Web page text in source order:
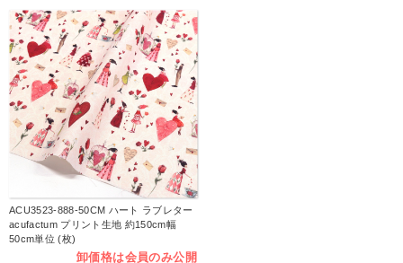
ACU3523-888-50CM ハート ラブレター
acufactum プリント生地 約150cm幅
50cm単位 (枚)
卸価格は会員のみ公開